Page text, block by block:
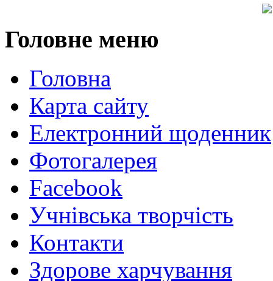
Головне меню
Головна
Карта сайту
Електронний щоденник
Фотогалерея
Facebook
Учнівська творчість
Контакти
Здорове харчування